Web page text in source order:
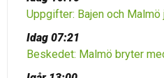
Uppgifter: Bajen och
Idag 07:21
Beskedet: Malmö bryter